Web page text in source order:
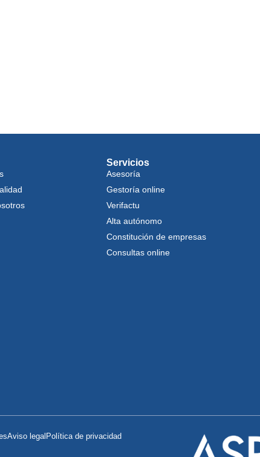
Servicios
Asesoría
Gestoría online
Verifactu
Alta autónomo
Constitución de empresas
Consultas online
Aviso legal Política de privacidad